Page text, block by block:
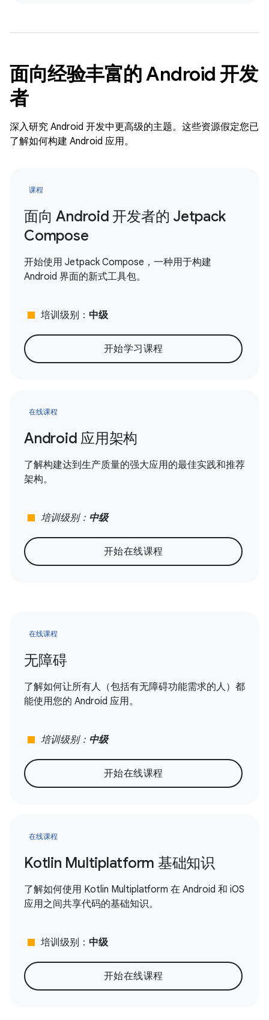
面向经验丰富的 Android 开发
者
深入研究 Android 开发中更高级的主题。这些资源假定您已
了解如何构建 Android 应用。
课程
面向 Android 开发者的 Jetpack
Compose
开始使用 Jetpack Compose，一种用于构建
Android 界面的新式工具包。
stop 培训级别： 中级
开始学习课程
在线课程
Android 应用架构
了解构建达到生产质量的强大应用的最佳实践和推荐
架构。
stop 培训级别： 中级
开始在线课程
在线课程
无障碍
了解如何让所有人（包括有无障碍功能需求的人）都
能使用您的 Android 应用。
stop 培训级别： 中级
开始在线课程
在线课程
Kotlin Multiplatform 基础知识
了解如何使用 Kotlin Multiplatform 在 Android 和 iOS
应用之间共享代码的基础知识。
stop 培训级别： 中级
开始在线课程